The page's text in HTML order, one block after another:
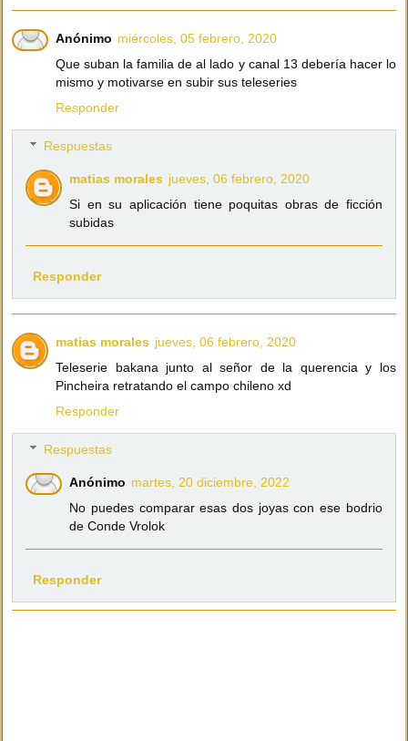
Anónimo miércoles, 05 febrero, 2020
Que suban la familia de al lado y canal 13 debería hacer lo
mismo y motivarse en subir sus teleseries
Responder
Respuestas
matias morales jueves, 06 febrero, 2020
Si en su aplicación tiene poquitas obras de ficción
subidas
Responder
matias morales jueves, 06 febrero, 2020
Teleserie bakana junto al señor de la querencia y los
Pincheira retratando el campo chileno xd
Responder
Respuestas
Anónimo martes, 20 diciembre, 2022
No puedes comparar esas dos joyas con ese bodrio
de Conde Vrolok
Responder